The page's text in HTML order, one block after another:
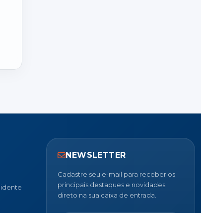
NEWSLETTER
Cadastre seu e-mail para receber os
principais destaques e novidades
direto na sua caixa de entrada.